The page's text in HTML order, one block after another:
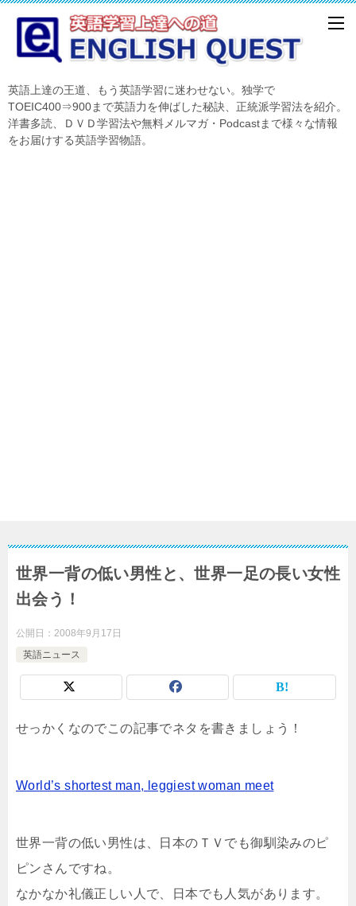
英語上達の王道、もう英語学習に迷わせない。独学で
TOEIC400⇒900まで英語力を伸ばした秘訣、正統派学習法を紹介。
洋書多読、ＤＶＤ学習法や無料メルマガ・Podcastまで様々な情報
をお届けする英語学習物語。
世界一背の低い男性と、世界一足の長い女性
出会う！
公開日： 2008年9月17日
英語ニュース
せっかくなのでこの記事でネタを書きましょう！
World’s shortest man, leggiest woman meet
世界一背の低い男性は、日本のＴＶでも御馴染みのピ
ピンさんですね。
なかなか礼儀正しい人で、日本でも人気があります。